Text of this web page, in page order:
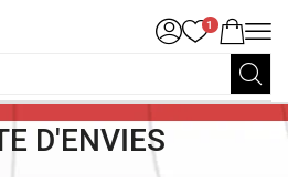
1
D'ENVIES